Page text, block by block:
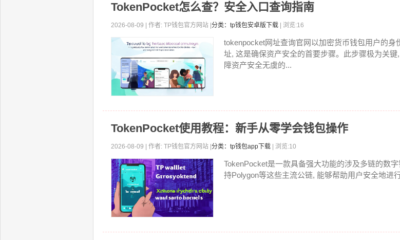
TokenPocket怎么查？安全入口查询指南
2026-08-09 | 作者: TP钱包官方网站 | 分类：tp钱包安卓版下载 | 浏览:16
tokenpocket网址查询官网以加密货币钱包用户的身
址, 这是确保资产安全的首要步骤。此步骤极为关
障资产安全无虞的...
TokenPocket使用教程：新手从零学会钱包操作
2026-08-09 | 作者: TP钱包官方网站 | 分类：tp钱包app下载 | 浏览:10
TokenPocket是一款具备强大功能的涉及多链的数
持Polygon等这些主流公链, 能够帮助用户安全地进